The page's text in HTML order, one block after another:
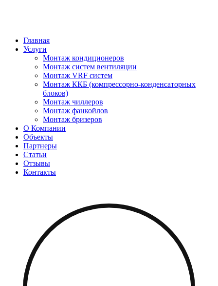
Главная
Услуги
Монтаж кондиционеров
Монтаж cистем вентиляции
Монтаж VRF систем
Монтаж ККБ (компрессорно-конденсаторных
блоков)
Монтаж чиллеров
Монтаж фанкойлов
Монтаж бризеров
О Компании
Объекты
Партнеры
Статьи
Отзывы
Контакты